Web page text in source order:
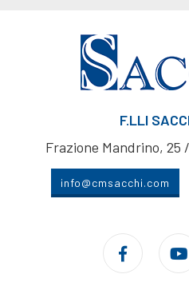
F.LLI
Frazione Mandrino, 25
info@cmsacchi.com